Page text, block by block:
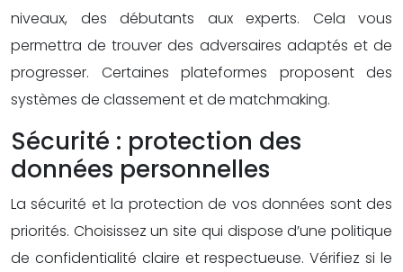
niveaux, des débutants aux experts. Cela vous
permettra de trouver des adversaires adaptés et de
progresser. Certaines plateformes proposent des
systèmes de classement et de matchmaking.
Sécurité : protection des
données personnelles
La sécurité et la protection de vos données sont des
priorités. Choisissez un site qui dispose d’une politique
de confidentialité claire et respectueuse. Vérifiez si le